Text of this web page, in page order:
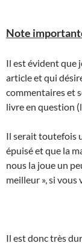
Note
Il est évident que
article et qui
commentaires et
livre en question
Il serait toutefois
épuisé et que la
nous la joue un
meilleur », si vous
Il est donc très